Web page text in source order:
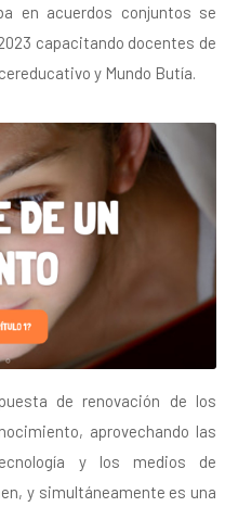
en acuerdos conjuntos se
capacitando docentes de
y Mundo Butía.
de renovación de los
aprovechando las
y los medios de
y simultáneamente es una